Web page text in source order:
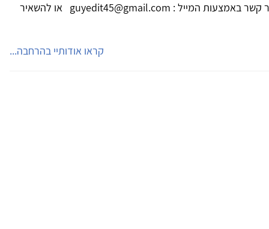
משתלמת בשיטת "אייכה" ניתן ליצור קשר באמצעות המייל : guyedit45@gmail.com או להשאיר
קראו אודותיי בהרחבה...